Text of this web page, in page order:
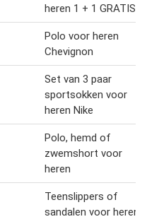
heren 1 + 1 GRATIS
Polo voor heren
Chevignon
Set van 3 paar
sportsokken voor
heren Nike
Polo, hemd of
zwemshort voor
heren
Teenslippers of
sandalen voor heren